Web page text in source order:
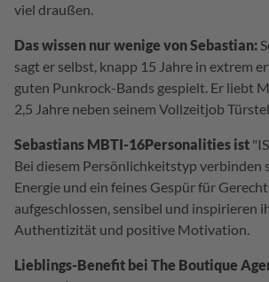
viel draußen.
Das wissen nur wenige von Sebastian:
sagt er selbst, knapp 15 Jahre in extrem
guten Punkrock-Bands gespielt. Er liebt
2,5 Jahre neben seinem Vollzeitjob
Sebastians MBTI-16Personalities ist
Bei diesem Persönlichkeitstyp verbinden
Energie und ein feines Gespür für
aufgeschlossen, sensibel und inspirieren
Authentizität und positive Motivation.
Lieblings-Benefit bei The Boutique